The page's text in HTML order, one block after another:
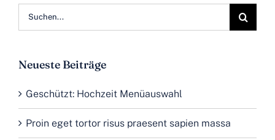
Suche
nach:
Neueste Beiträge
Geschützt: Hochzeit Menüauswahl
Proin eget tortor risus praesent sapien massa